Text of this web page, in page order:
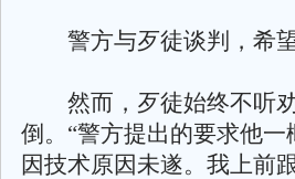
警方与歹徒谈判，希
然而，歹徒始终不听劝
倒。“警方提出的要求他
因技术原因未遂。我上前